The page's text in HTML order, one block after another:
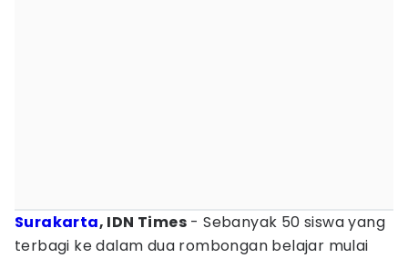
Surakarta, IDN Times - Sebanyak 50 siswa yang
terbagi ke dalam dua rombongan belajar mulai